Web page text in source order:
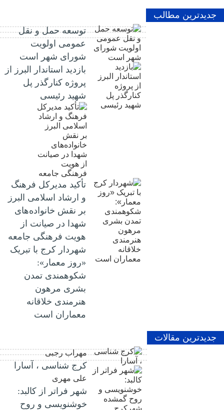
جدیدترین مطالب
توسعه حمل و نقل
عمومی اولویت
شورای شهر است
بازدید استاندار البرز از
پروژه کنارگذر پل
شهید رئیسی
تأکید مدیرکل فرهنگ
و ارشاد اسلامی البرز
بر نقش خانواده‌های
شهدا در صیانت از
هویت فرهنگی جامعه
شهردار کرج با تبریک
«روز معمار»:
شکوهمندی تمدن
بشری مرهون
هنرمندی خلاقانه
معماران است
جدیدترین مقالات
مهراب رجبی
کرج شناسی ، آسارا
علی مهری
شهر فراتر از کالبد:
خوشنویسی و روح